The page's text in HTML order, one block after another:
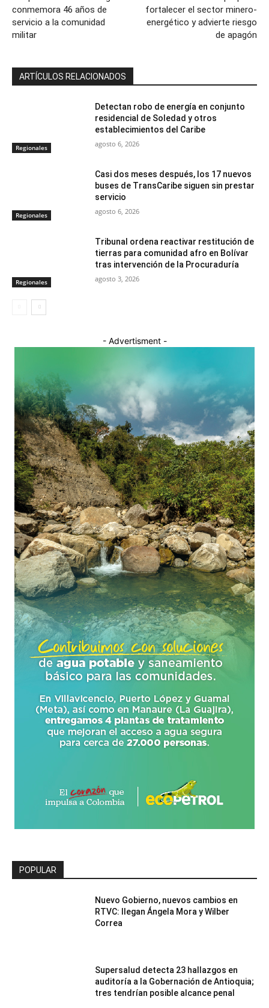
conmemora 46 años de
servicio a la comunidad
militar
fortalecer el sector minero-
energético y advierte riesgo
de apagón
ARTÍCULOS RELACIONADOS
Regionales
Detectan robo de energía en conjunto
residencial de Soledad y otros
establecimientos del Caribe
agosto 6, 2026
Regionales
Casi dos meses después, los 17 nuevos
buses de TransCaribe siguen sin prestar
servicio
agosto 6, 2026
Regionales
Tribunal ordena reactivar restitución de
tierras para comunidad afro en Bolívar
tras intervención de la Procuraduría
agosto 3, 2026
- Advertisment -
POPULAR
Nuevo Gobierno, nuevos cambios en
RTVC: llegan Ángela Mora y Wilber
Correa
Supersalud detecta 23 hallazgos en
auditoría a la Gobernación de Antioquia;
tres tendrían posible alcance penal